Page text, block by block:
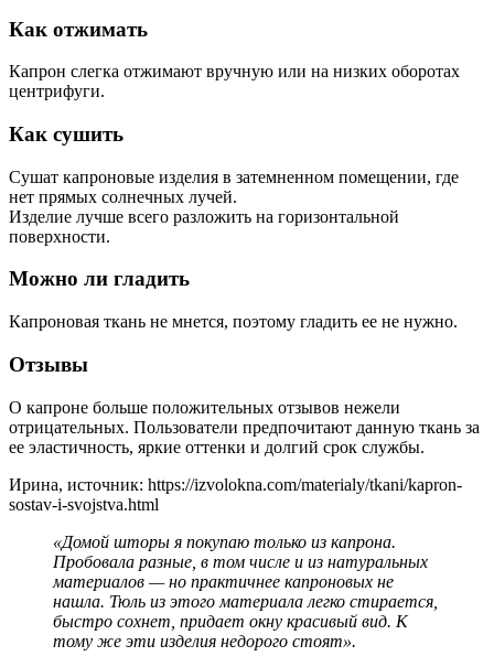
Как отжимать
Капрон слегка отжимают вручную или на низких оборотах
центрифуги.
Как сушить
Сушат капроновые изделия в затемненном помещении, где
нет прямых солнечных лучей.
Изделие лучше всего разложить на горизонтальной
поверхности.
Можно ли гладить
Капроновая ткань не мнется, поэтому гладить ее не нужно.
Отзывы
О капроне больше положительных отзывов нежели
отрицательных. Пользователи предпочитают данную ткань за
ее эластичность, яркие оттенки и долгий срок службы.
Ирина, источник: https://izvolokna.com/materialy/tkani/kapron-
sostav-i-svojstva.html
«Домой шторы я покупаю только из капрона.
Пробовала разные, в том числе и из натуральных
материалов — но практичнее капроновых не
нашла. Тюль из этого материала легко стирается,
быстро сохнет, придает окну красивый вид. К
тому же эти изделия недорого стоят».